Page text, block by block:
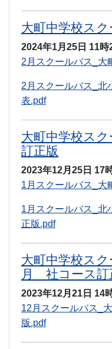
大町中学校ス
2024年1月25日 11時
2月スクールバス_大
2月スクールバス_北
表.pdf
大町中学校ス
訂正版
2023年12月25日 17
1月スクールバス_大
1月スクールバス_北
正版.pdf
大町中学校ス
月 社コース訂
2023年12月21日 14
12月スクールバス_
版.pdf